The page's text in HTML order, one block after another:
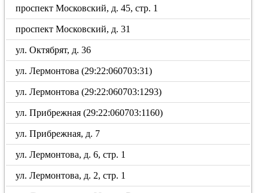
проспект Московский, д. 45, стр. 1
проспект Московский, д. 31
ул. Октябрят, д. 36
ул. Лермонтова (29:22:060703:31)
ул. Лермонтова (29:22:060703:1293)
ул. Прибрежная (29:22:060703:1160)
ул. Прибрежная, д. 7
ул. Лермонтова, д. 6, стр. 1
ул. Лермонтова, д. 2, стр. 1